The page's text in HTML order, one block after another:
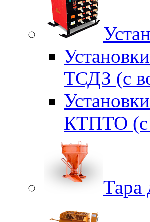
ТСДЗ (c
КТПТО (c
Тара